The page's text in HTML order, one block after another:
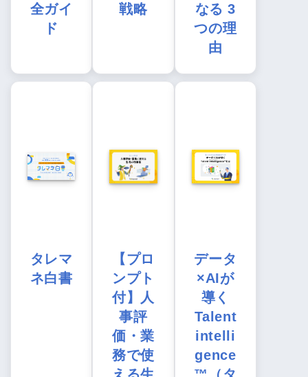
全ガイ
ド
戦略
なる 3
つの理
由
タレマ
ネ白書
【プロ
ンプト
付】人
事評
価・業
務で使
データ
×AIが
導く
Talent
intelli
gence